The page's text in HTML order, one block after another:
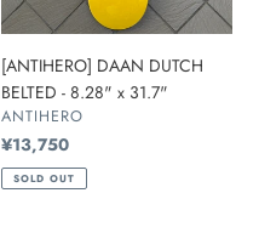
[ANTIHERO] DAAN DUTCH
BELTED - 8.28" x 31.7"
販
売
ANTIHERO
通
常
価
¥13,750
SOLD OUT